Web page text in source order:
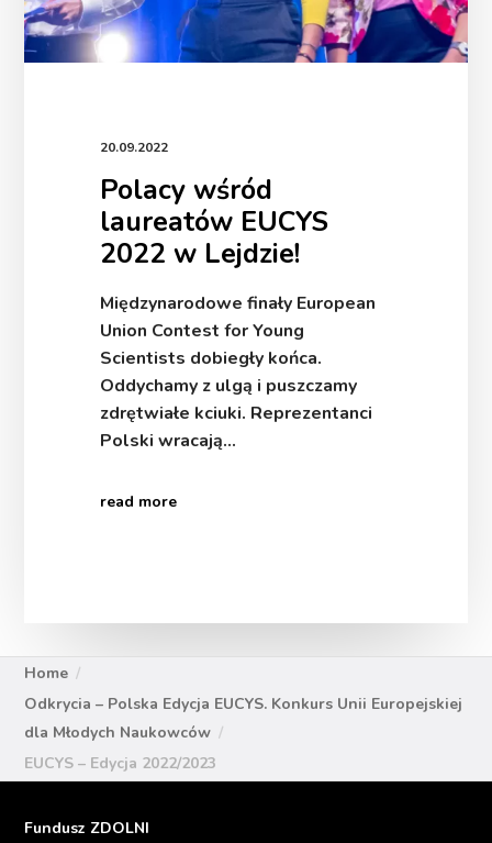
20.09.2022
Polacy wśród
laureatów EUCYS
2022 w Lejdzie!
Międzynarodowe finały European
Union Contest for Young
Scientists dobiegły końca.
Oddychamy z ulgą i puszczamy
zdrętwiałe kciuki. Reprezentanci
Polski wracają…
read more
Home
Odkrycia – Polska Edycja EUCYS. Konkurs Unii Europejskiej
dla Młodych Naukowców
EUCYS – Edycja 2022/2023
Fundusz ZDOLNI